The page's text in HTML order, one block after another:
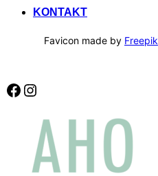
KONTAKT
Favicon made by Freepik
Facebook
Instagram
indhold